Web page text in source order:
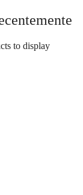
to display